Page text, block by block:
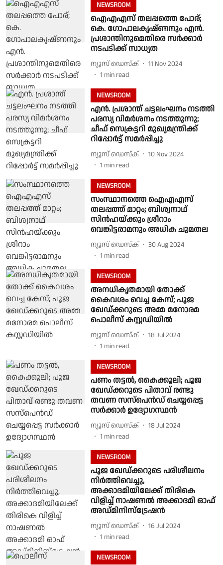
NEWSROOM
ഐഎഎസ് തലപ്പത്തെ പോര്;
കെ. ഗോപാലകൃഷ്ണനും എൻ.
പ്രശാന്തിനുമെതിരെ സർക്കാർ
നടപടിക്ക് സാധ്യത
ന്യൂസ് ഡെസ്ക്
11 Nov 2024
1 min read
NEWSROOM
എൻ. പ്രശാന്ത് ചട്ടലംഘനം നടത്തി
പരസ്യ വിമർശനം നടത്തുന്നു;
ചീഫ് സെക്രട്ടറി മുഖ്യമന്ത്രിക്ക്
റിപ്പോർട്ട് സമർപ്പിച്ചു
ന്യൂസ് ഡെസ്ക്
10 Nov 2024
1 min read
NEWSROOM
സംസ്ഥാനത്തെ ഐഎഎസ്
തലപ്പത്ത് മാറ്റം; ബിശ്വനാഥ്
സിൻഹയ്ക്കും ശ്രീറാം
വെങ്കിട്ടരാമനും അധിക ചുമതല
ന്യൂസ് ഡെസ്ക്
30 Aug 2024
1 min read
NEWSROOM
അനധികൃതമായി തോക്ക്
കൈവശം വെച്ച കേസ്; പൂജ
ഖേഡ്ക്കറുടെ അമ്മ മനോരമ
പൊലീസ് കസ്റ്റഡിയില്‍
ന്യൂസ് ഡെസ്ക്
18 Jul 2024
1 min read
NEWSROOM
പണം തട്ടല്‍, കൈക്കൂലി; പൂജ
ഖേഡ്ക്കറുടെ പിതാവ് രണ്ടു
തവണ സസ്‌പെന്‍ഡ് ചെയ്യപ്പെട്ട
സര്‍ക്കാര്‍ ഉദ്യോഗസ്ഥന്‍
ന്യൂസ് ഡെസ്ക്
18 Jul 2024
1 min read
NEWSROOM
പൂജ ഖേഡ്ക്കറുടെ പരിശീലനം
നിര്‍ത്തിവെച്ചു,
അക്കാദമിയിലേക്ക് തിരികെ
വിളിച്ച് നാഷണല്‍ അക്കാദമി ഓഫ്
അഡ്മിനിസ്‌ട്രേഷൻ
ന്യൂസ് ഡെസ്ക്
16 Jul 2024
1 min read
NEWSROOM